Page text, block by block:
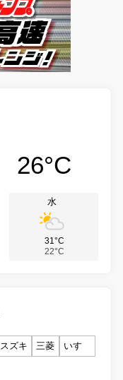
26°C
水
31°C
22°C
スズキ 三菱
いすゞ